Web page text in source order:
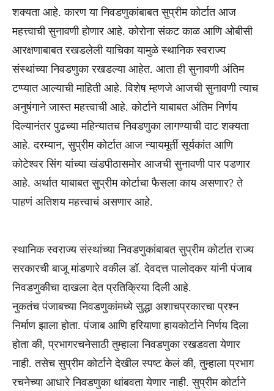
शक्यता आहे. कारण या निवडणुकांबाबत सुप्रीम कोर्टात आज
महत्त्वाची सुनावणी होणार आहे. कोरोना संकट काळ आणि ओबीसी
आरक्षणाबाबत रखडलेली याचिका यामुळे स्थानिक स्वराज्य
संस्थांच्या निवडणुका रखडल्या आहेत. आता ही सुनावणी अंतिम
टप्प्यात आल्याची माहिती आहे. विशेष म्हणजे आजची सुनावणी त्याच
अनुषंगाने जास्त महत्त्वाची आहे. कोर्टाने याबाबत अंतिम निर्णय
दिल्यानंतर पुढच्या महिन्यातच निवडणुका लागण्याची दाट शक्यता
आहे. दरम्यान, सुप्रीम कोर्टात आज न्यायमूर्ती सूर्यकांत आणि
कोटेश्वर सिंग यांच्या खंडपीठासमोर आजची सुनावणी पार पडणार
आहे. अर्थात याबाबत सुप्रीम कोर्टाचा फैसला काय असणार? ते
पाहणं अतिशय महत्त्वाचं असणार आहे.
स्थानिक स्वराज्य संस्थांच्या निवडणुकांबाबत सुप्रीम कोर्टात राज्य
सरकारची बाजू मांडणारे वकील डॉ. देवदत्त पालोदकर यांनी पंजाब
निवडणुकीचा दाखला देत प्रतिक्रिया दिली आहे.
नुकतंच पंजाबच्या निवडणुकांमध्ये सुद्धा अशाचप्रकारचा प्रश्न
निर्माण झाला होता. पंजाब आणि हरियाणा हायकोर्टाने निर्णय दिला
होता की, प्रभागरचनेसाठी तुम्हाला निवडणुका रखडवता येणार
नाही. तसेच सुप्रीम कोर्टाने देखील स्पष्ट केलं की, तु्म्हाला प्रभाग
रचनेच्या आधारे निवडणुका थांबवता येणार नाही. सुप्रीम कोर्टाने